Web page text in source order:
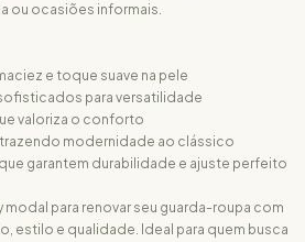
ou ocasiões informais.
e toque suave na pele
para versatilidade
valoriza o conforto
modernidade ao clássico
garantem durabilidade e ajuste perfeito
modal para renovar seu guarda-roupa com
estilo e qualidade. Ideal para quem busca